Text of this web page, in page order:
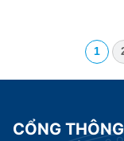
1
CỔNG